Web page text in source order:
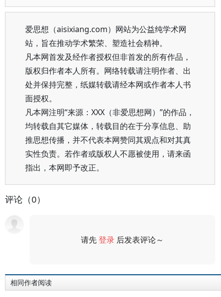
爱思想（aisixiang.com）网站为公益纯学术网
站，旨在推动学术繁荣、塑造社会精神。
凡本网首发及经作者授权但非首发的所有作品，
版权归作者本人所有。网络转载请注明作者、出
处并保持完整，纸媒转载请经本网或作者本人书
面授权。
凡本网注明“来源：XXX（非爱思想网）”的作品，
均转载自其它媒体，转载目的在于分享信息、助
推思想传播，并不代表本网赞同其观点和对其真
实性负责。若作者或版权人不愿被使用，请来函
指出，本网即予改正。
评论（0）
请先登录 后发表评论～
相同作者阅读